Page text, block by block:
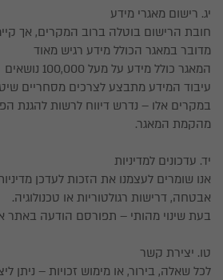
יג. רישום מאגרי מידע
חובת הרישום בוטלה ברוב המקרים, אך
מדובר במאגר הכולל מידע רגיש מאוד
המאגר כולל מידע על מעל 100,000 נושאים
עיבוד המידע מתבצע לצרכים מסחריים
מהקמת המאגר.
יד. עדכונים למדיניות
אנו שומרים לעצמנו את הזכות לעדכן
אבטחה, דרישות רגולטוריות או טכנולוגיה.
בעת שינוי מהותי – תפורסם הודעה באתר
טו. יצירת קשר
לכל שאלה, בירור, או מימוש זכויות – ניתן